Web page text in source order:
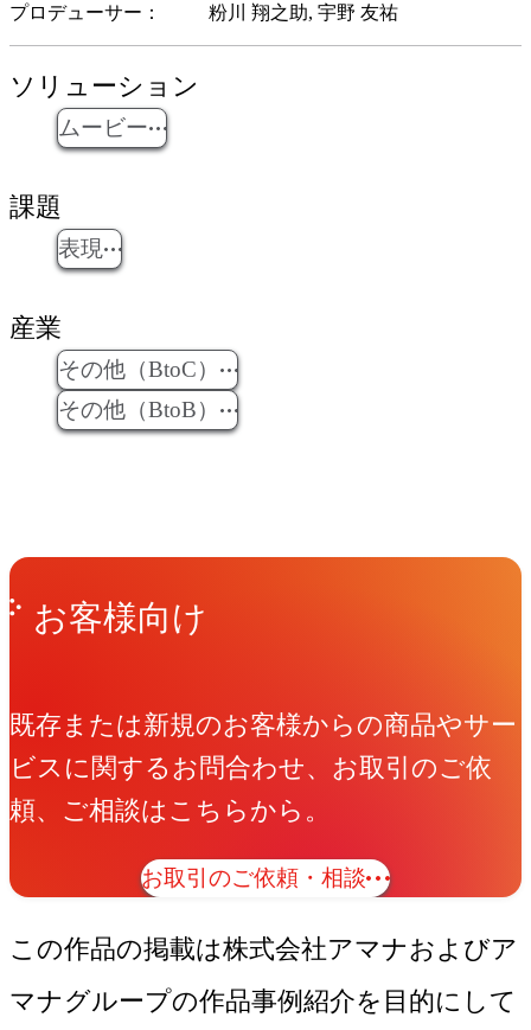
プロデューサー 粉川 翔之助 宇野 友祐
ソリューション
ムービー
課題
表現
産業
その他（BtoC）
その他（BtoB）
Get in Touchお問い合わせ
お客様向け
既存または新規のお客様からの商品やサー
ビスに関するお問合わせ、お取引のご依
頼、ご相談はこちらから。
お取引のご依頼・相談
この作品の掲載は株式会社アマナおよびア
マナグループの作品事例紹介を目的にして